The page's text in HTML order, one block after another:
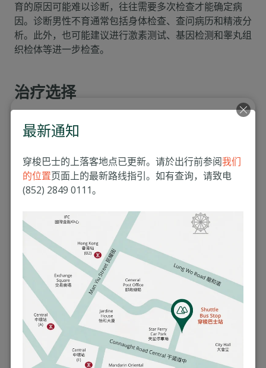
育的原因可能难以诊断，往往需要多次检查才能确定病
因。诊断男性不育通常包括身体检查、查问病历和精液分
析。此外，也可能建议进行激素测试、基因检测和睾丸组
织检体等进一步检查。
治疗选择
许多不同的治疗方法可以帮助逆转男性不育。在开始任何
治疗之前，采取健康的生活方式至关重要，包括戒烟、减
根据病因，男性不育的医疗治疗可能包括：
精索静脉曲张等问题的手术治疗
荷尔蒙治疗
勃起和射精功能障碍问题的治疗
辅助生殖技术，如单精子卵胞浆内注射（ICSI）和体
外受精（IVF）
面对男性不育问题可能令人感到压力重重，但只要有正确
的检查及评估、支援和治疗，许多夫妇最终仍能成功怀
孕。随着医学科技的进步，加上生活方式的改善和心理质
素的影响，都增加成功怀孕的机会。如果你们正面对怀孕
困难，请不要犹豫寻求专业意见。及早介入不但有助提升
受孕机会，更有助深入了解整体生育健康状况。
最新通知
穿梭巴士的上落客地点已更新。请於出行前参阅我们
的位置页面上的最新路线指引。如有查询，请致电
(852) 2849 0111。